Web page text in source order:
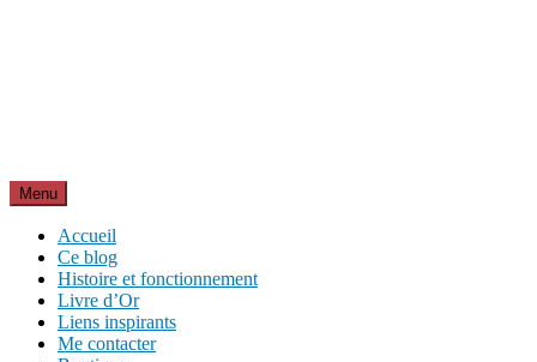
Menu
Accueil
Ce blog
Histoire et fonctionnement
Livre d’Or
Liens inspirants
Me contacter